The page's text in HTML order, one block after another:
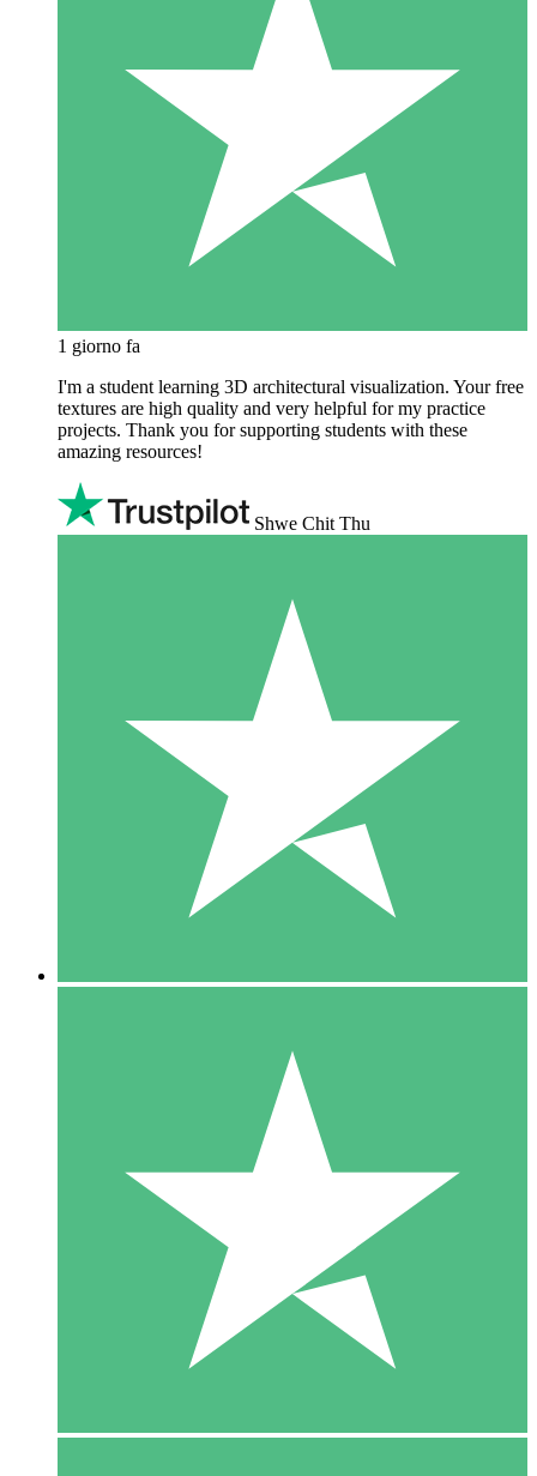
1 giorno fa
I'm a student learning 3D architectural visualization. Your free
textures are high quality and very helpful for my practice
projects. Thank you for supporting students with these
amazing resources!
Shwe Chit Thu